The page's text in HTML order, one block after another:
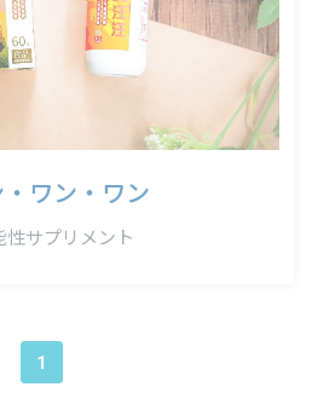
・ワン・ワン
性サプリメント
1